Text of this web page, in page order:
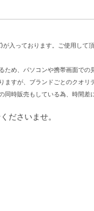
入っております。ご使用し
め、パソコンや携帯画面での
すが、ブランドごとのクオリ
時販売もしている為、時間差
ださいませ。